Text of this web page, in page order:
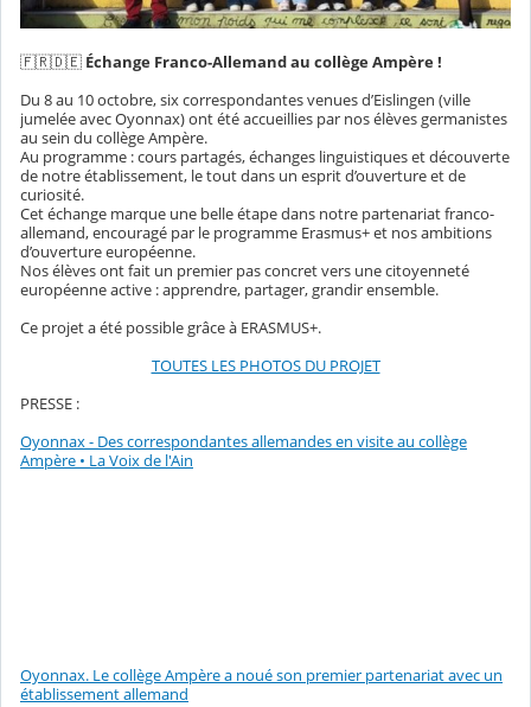
🇫🇷🇩🇪 Échange Franco-Allemand au collège Ampère !
Du 8 au 10 octobre, six correspondantes venues d’Eislingen (ville
jumelée avec Oyonnax) ont été accueillies par nos élèves germanistes
au sein du collège Ampère.
Au programme : cours partagés, échanges linguistiques et découverte
de notre établissement, le tout dans un esprit d’ouverture et de
curiosité.
Cet échange marque une belle étape dans notre partenariat franco-
allemand, encouragé par le programme Erasmus+ et nos ambitions
d’ouverture européenne.
Nos élèves ont fait un premier pas concret vers une citoyenneté
européenne active : apprendre, partager, grandir ensemble.
Ce projet a été possible grâce à ERASMUS+.
TOUTES LES PHOTOS DU PROJET
PRESSE :
Oyonnax - Des correspondantes allemandes en visite au collège
Ampère • La Voix de l'Ain
Oyonnax. Le collège Ampère a noué son premier partenariat avec un
établissement allemand